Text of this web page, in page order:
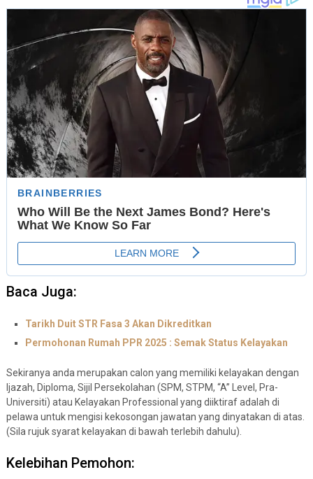
Baca Juga:
Tarikh Duit STR Fasa 3 Akan Dikreditkan
Permohonan Rumah PPR 2025 : Semak Status Kelayakan
Sekiranya anda merupakan calon yang memiliki kelayakan dengan
Ijazah, Diploma, Sijil Persekolahan (SPM, STPM, “A” Level, Pra-
Universiti) atau Kelayakan Professional yang diiktiraf adalah di
pelawa untuk mengisi kekosongan jawatan yang dinyatakan di atas.
(Sila rujuk syarat kelayakan di bawah terlebih dahulu).
Kelebihan Pemohon: